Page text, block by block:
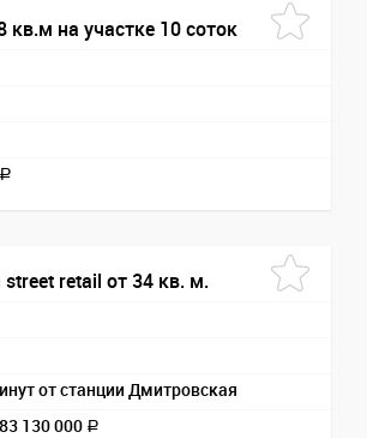
кв.м на участке 10 соток
a
retail от 34 кв. м.
от станции Дмитровская
83 130 000 a